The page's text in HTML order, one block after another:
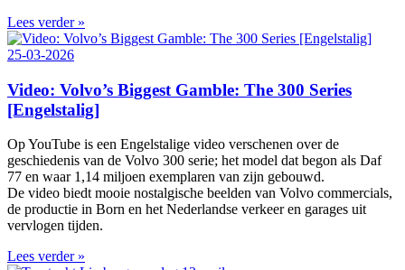
Lees verder »
25-03-2026
Video: Volvo’s Biggest Gamble: The 300 Series
[Engelstalig]
Op YouTube is een Engelstalige video verschenen over de
geschiedenis van de Volvo 300 serie; het model dat begon als Daf
77 en waar 1,14 miljoen exemplaren van zijn gebouwd.
De video biedt mooie nostalgische beelden van Volvo commercials,
de productie in Born en het Nederlandse verkeer en garages uit
vervlogen tijden.
Lees verder »